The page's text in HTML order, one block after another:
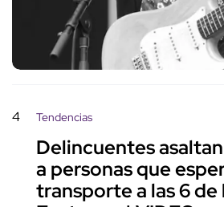
4 Tendencias
Delincuentes
a personas que
transporte a las 6 de